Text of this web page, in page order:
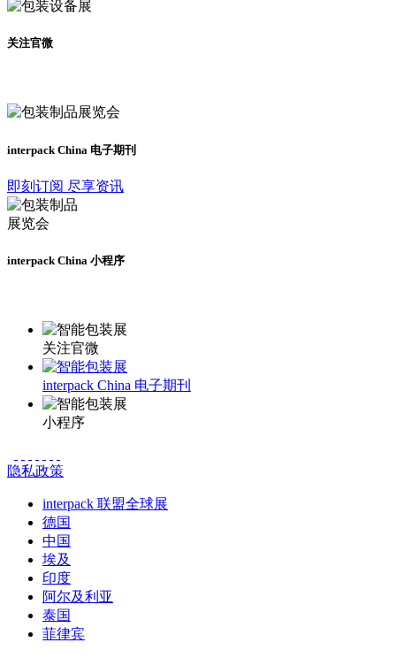
关注官微
interpack China 电子期刊
即刻订阅 尽享资讯
interpack China 小程序
关注官微
interpack China 电子期刊
小程序
隐私政策
interpack 联盟全球展
德国
中国
埃及
印度
阿尔及利亚
泰国
菲律宾